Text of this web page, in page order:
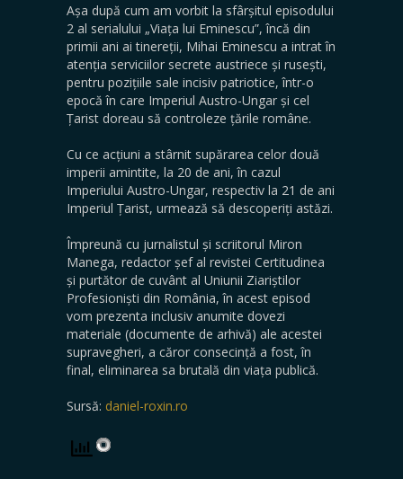
Așa după cum am vorbit la sfârșitul episodului
2 al serialului „Viața lui Eminescu”, încă din
primii ani ai tinereții, Mihai Eminescu a intrat în
atenția serviciilor secrete austriece și rusești,
pentru pozițiile sale incisiv patriotice, într-o
epocă în care Imperiul Austro-Ungar și cel
Țarist doreau să controleze țările române.
Cu ce acțiuni a stârnit supărarea celor două
imperii amintite, la 20 de ani, în cazul
Imperiului Austro-Ungar, respectiv la 21 de ani
Imperiul Țarist, urmează să descoperiți astăzi.
Împreună cu jurnalistul și scriitorul Miron
Manega, redactor șef al revistei Certitudinea
și purtător de cuvânt al Uniunii Ziariștilor
Profesioniști din România, în acest episod
vom prezenta inclusiv anumite dovezi
materiale (documente de arhivă) ale acestei
supravegheri, a căror consecință a fost, în
final, eliminarea sa brutală din viața publică.
Sursă: daniel-roxin.ro